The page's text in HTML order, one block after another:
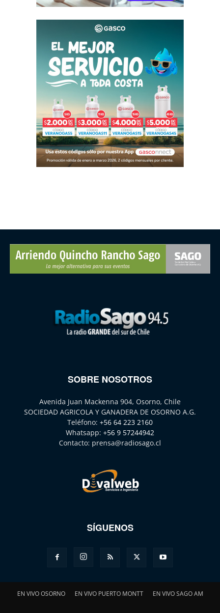
SOBRE NOSOTROS
Avenida Juan Mackenna 904, Osorno, Chile
SOCIEDAD AGRICOLA Y GANADERA DE OSORNO A.G.
Teléfono: +56 64 223 2160
Whatsapp: +56 9 57244942
Contacto: prensa@radiosago.cl
SÍGUENOS
EN VIVO OSORNO EN VIVO PUERTO MONTT EN VIVO SAGO AM